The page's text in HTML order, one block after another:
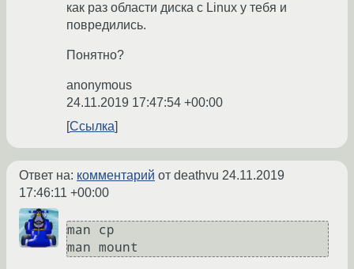
как раз области диска с Linux у тебя и
повредились.
Понятно?
anonymous
24.11.2019 17:47:54 +00:00
Ссылка
Ответ на: комментарий от deathvu 24.11.2019
17:46:11 +00:00
man cp
man mount